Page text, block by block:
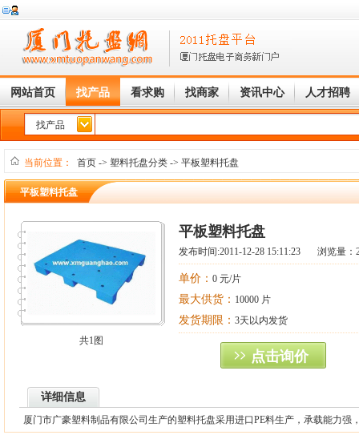
网站首页 找产品 看求购 找商家 资讯中心 人才招聘
找产品
当前位置： 首页 -> 塑料托盘分类 -> 平板塑料托盘
平板塑料托盘
共1图
平板塑料托盘
发布时间:2011-12-28 15:11:23浏览量：
单价： 0 元/片
最大供货： 10000 片
发货期限： 3天以内发货
点击询价
详细信息
厦门市广豪塑料制品有限公司生产的塑料托盘采用进口PE料生产，承载能力强